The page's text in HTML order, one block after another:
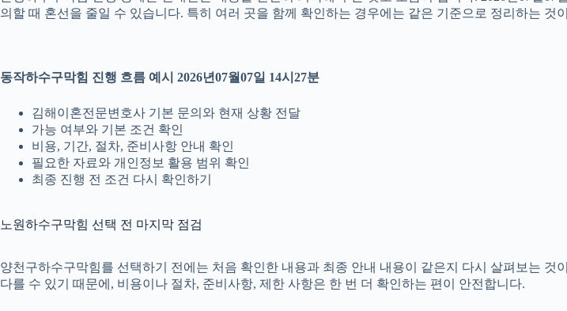
의할 때 혼선을 줄일 수 있습니다. 특히 여러 곳을 함께 확인하는 경우에는 같은 기준으로 정리하는 것
동작하수구막힘 진행 흐름 예시 2026년07월07일 14시27분
김해이혼전문변호사 기본 문의와 현재 상황 전달
가능 여부와 기본 조건 확인
비용, 기간, 절차, 준비사항 안내 확인
필요한 자료와 개인정보 활용 범위 확인
최종 진행 전 조건 다시 확인하기
노원하수구막힘 선택 전 마지막 점검
양천구하수구막힘를 선택하기 전에는 처음 확인한 내용과 최종 안내 내용이 같은지 다시 살펴보는 것
다를 수 있기 때문에, 비용이나 절차, 준비사항, 제한 사항은 한 번 더 확인하는 편이 안전합니다.